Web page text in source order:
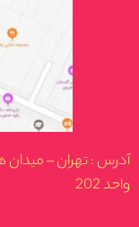
واحد 202